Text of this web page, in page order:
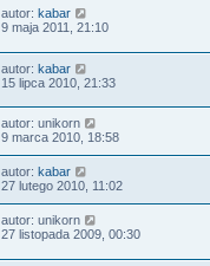
autor: kabar
9 maja 2011, 21:10
autor: kabar
15 lipca 2010, 21:33
autor: unikorn
9 marca 2010, 18:58
autor: kabar
27 lutego 2010, 11:02
autor: unikorn
27 listopada 2009, 00:30